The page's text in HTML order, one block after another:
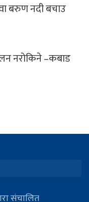
बरुण नदी बचाउ
नरोकिने –कबाड
संचालित